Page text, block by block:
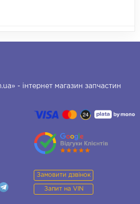
- інтернет магазин запчастин
Замовити дзвінок
Запит на VIN